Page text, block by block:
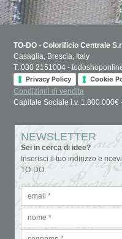
TO-DO - Colorificio Centrale
Casaglia, Brescia, Italy
T. 030 2151004 -
Privacy Policy
Cookie
Condizioni di vendita
Capitale Sociale i.v. 1.800.000€
NEWSLETTER
Sei in cerca di idee?
Inserisci il tuo indirizzo e
TO-DO.